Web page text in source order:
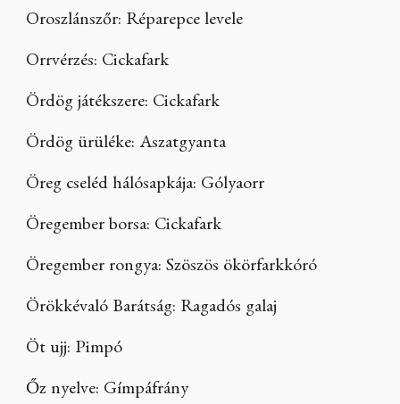
Oroszlánszőr: Réparepce levele
Orrvérzés: Cickafark
Ördög játékszere: Cickafark
Ördög ürüléke: Aszatgyanta
Öreg cseléd hálósapkája: Gólyaorr
Öregember borsa: Cickafark
Öregember rongya: Szöszös ökörfarkkóró
Örökkévaló Barátság: Ragadós galaj
Öt ujj: Pimpó
Őz nyelve: Gímpáfrány